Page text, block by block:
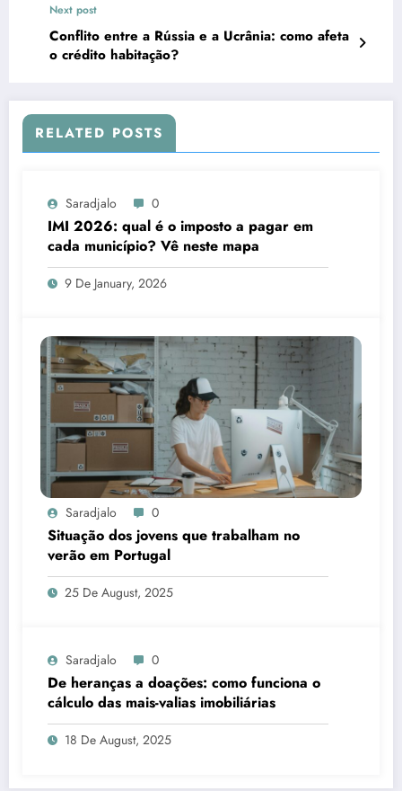
Next post
Conflito entre a Rússia e a Ucrânia: como afeta
o crédito habitação?
RELATED POSTS
Saradjalo 0
IMI 2026: qual é o imposto a pagar em
cada município? Vê neste mapa
9 De January, 2026
Saradjalo 0
Situação dos jovens que trabalham no
verão em Portugal
25 De August, 2025
Saradjalo 0
De heranças a doações: como funciona o
cálculo das mais-valias imobiliárias
18 De August, 2025